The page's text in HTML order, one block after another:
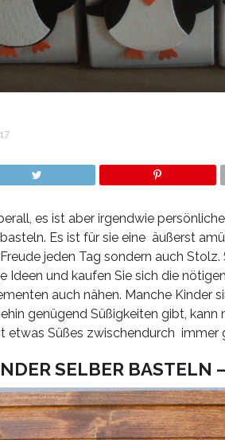
es ist aber irgendwie
Es ist für sie eine äußerst
jeden Tag sondern auch
Ideen und kaufen Sie sich die
auch nähen. Manche Kinder
genügend Süßigkeiten gibt,
etwas Süßes zwischendurch immer
SELBER BASTELN